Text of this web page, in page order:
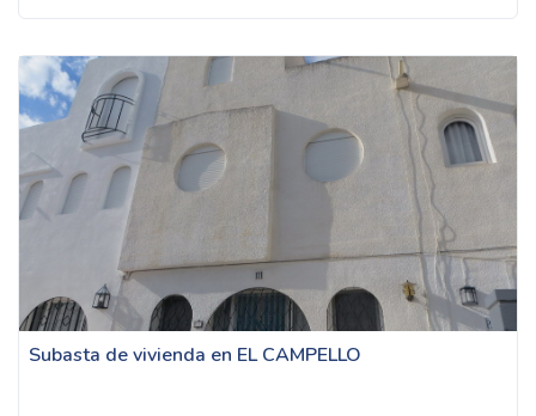
Subasta de vivienda en EL CAMPELLO